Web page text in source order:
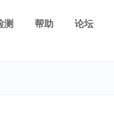
测 帮助 论坛